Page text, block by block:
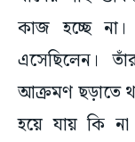
কাজ হচ্ছে
এসেছিলেন।
আক্রমণ ছড়াতে
হয়ে যায় কি না